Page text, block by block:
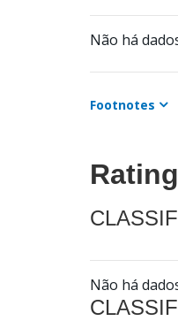
Não há
Footnotes
Não há